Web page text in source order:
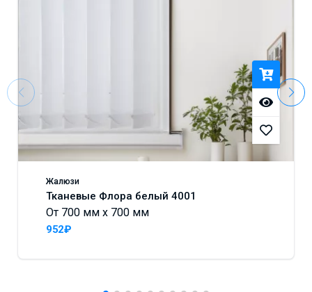
Жалюзи
Тканевые Флора белый 4001
От 700 мм x 700 мм
952₽